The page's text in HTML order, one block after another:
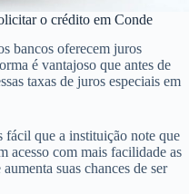
o crédito em Conde
bancos oferecem juros
é vantajoso que antes de
taxas de juros especiais em
que a instituição note que
acesso com mais facilidade as
suas chances de ser